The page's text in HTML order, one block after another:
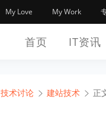
My Love My Work
首页 IT资讯
技术讨论 建站技术 正